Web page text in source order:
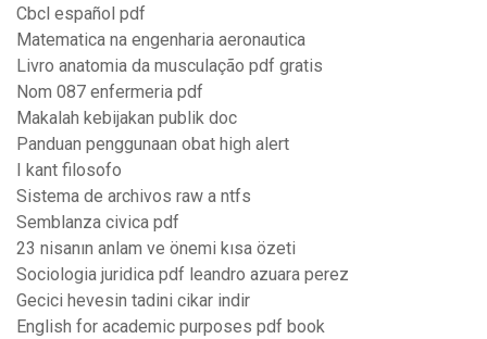
Cbcl español pdf
Matematica na engenharia aeronautica
Livro anatomia da musculação pdf gratis
Nom 087 enfermeria pdf
Makalah kebijakan publik doc
Panduan penggunaan obat high alert
I kant filosofo
Sistema de archivos raw a ntfs
Semblanza civica pdf
23 nisanın anlam ve önemi kısa özeti
Sociologia juridica pdf leandro azuara perez
Gecici hevesin tadini cikar indir
English for academic purposes pdf book